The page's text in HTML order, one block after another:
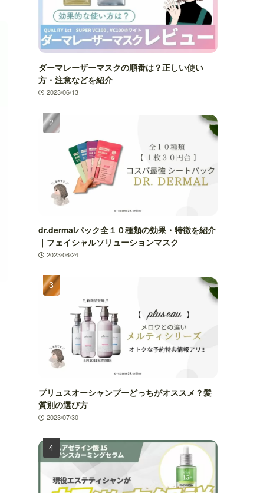
ダーマレーザーマスクの順番は？正しい使い
方・注意などを紹介
2023/06/13
dr.dermalパック全１０種類の効果・特徴を紹介
｜フェイシャルソリューションマスク
2023/06/24
プリュスオーシャンプーどっちがオススメ？髪
質別の選び方
2023/07/30